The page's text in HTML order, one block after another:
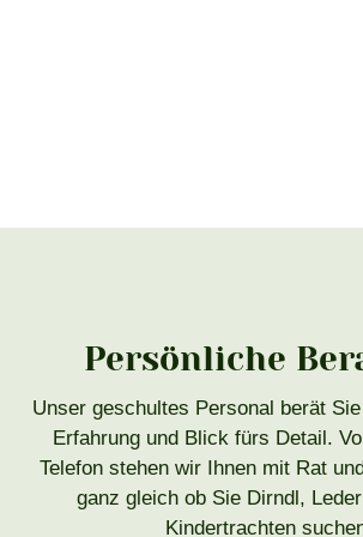
Persönliche
Unser geschultes Personal berät
Erfahrung und Blick fürs Detail.
Telefon stehen wir Ihnen mit Rat
ganz gleich ob Sie Dirndl,
Kindertrachten